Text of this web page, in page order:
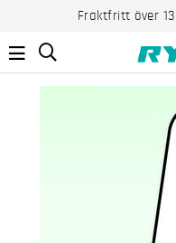
Fraktfritt över